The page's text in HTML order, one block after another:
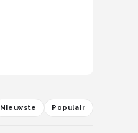
Nieuwste Populair